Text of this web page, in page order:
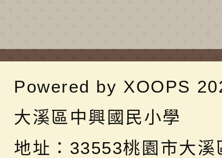
Powered by XOOPS
大溪區中興國民小學
地址： 33553桃園市大溪